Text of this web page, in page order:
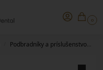
0
Podbradníky a príslušenstvo